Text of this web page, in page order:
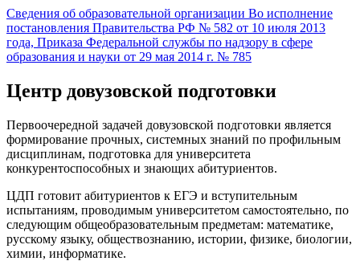
Сведения об образовательной организации Во исполнение
постановления Правительства РФ № 582 от 10 июля 2013
года, Приказа Федеральной службы по надзору в сфере
образования и науки от 29 мая 2014 г. № 785
Центр довузовской подготовки
Первоочередной задачей довузовской подготовки является
формирование прочных, системных знаний по профильным
дисциплинам, подготовка для университета
конкурентоспособных и знающих абитуриентов.
ЦДП готовит абитуриентов к ЕГЭ и вступительным
испытаниям, проводимым университетом самостоятельно, по
следующим общеобразовательным предметам: математике,
русскому языку, обществознанию, истории, физике, биологии,
химии, информатике.